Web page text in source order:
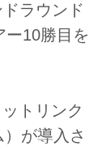
ラウンド
ー10勝目を
トリンク
が導入さ